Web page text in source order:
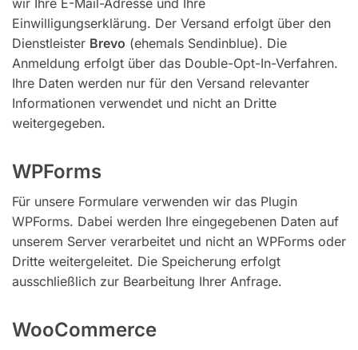
Einwilligungserklärung. Der Versand erfolgt über den
Dienstleister Brevo (ehemals Sendinblue). Die
Anmeldung erfolgt über das Double-Opt-In-Verfahren.
Ihre Daten werden nur für den Versand relevanter
Informationen verwendet und nicht an Dritte
weitergegeben.
WPForms
Für unsere Formulare verwenden wir das Plugin
WPForms. Dabei werden Ihre eingegebenen Daten auf
unserem Server verarbeitet und nicht an WPForms oder
Dritte weitergeleitet. Die Speicherung erfolgt
ausschließlich zur Bearbeitung Ihrer Anfrage.
WooCommerce